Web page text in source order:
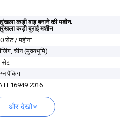
कड़ी बाड़ बनाने की मशीन,
कड़ी बुनाई मशीन
सेट / महीना
चीन (मुख्यभूमि)
सेट
पैकिंग
और देखो